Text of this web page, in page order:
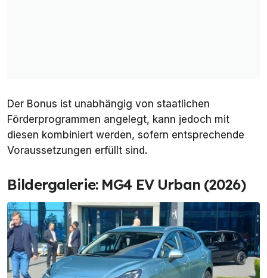
Der Bonus ist unabhängig von staatlichen
Förderprogrammen angelegt, kann jedoch mit
diesen kombiniert werden, sofern entsprechende
Voraussetzungen erfüllt sind.
Bildergalerie: MG4 EV Urban (2026)